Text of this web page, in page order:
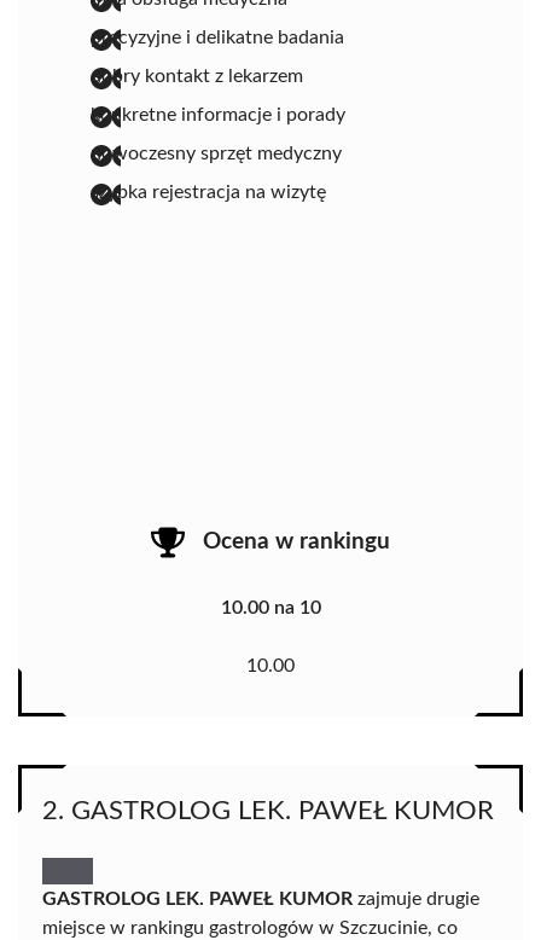
precyzyjne i delikatne badania
dobry kontakt z lekarzem
konkretne informacje i porady
nowoczesny sprzęt medyczny
szybka rejestracja na wizytę
Ocena w rankingu
10.00 na 10
10.00
2. GASTROLOG LEK. PAWEŁ KUMOR
GASTROLOG LEK. PAWEŁ KUMOR zajmuje drugie
miejsce w rankingu gastrologów w Szczucinie, co